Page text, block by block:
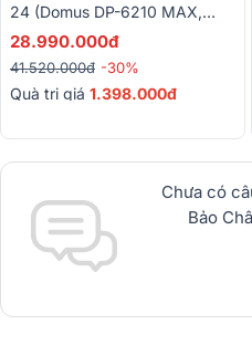
24 (Domus DP-6210 MAX,
Audiocenter CT1200,
SW212, BCE U900 Plus X)
28.990.000đ
41.520.000đ -30%
Quà trị giá 1.398.000đ
Chưa có
Bảo